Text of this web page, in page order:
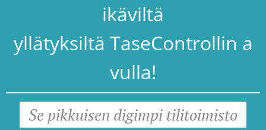
ikäviltä
yllätyksiltä TaseControllin a
vulla!
Se pikkuisen digimpi tilitoimisto